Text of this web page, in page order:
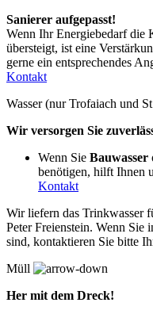
Sanierer aufgepasst!
Wenn Ihr Energiebedarf die
übersteigt, ist eine
gerne ein entsprechendes
Kontakt
Wasser (nur Trofaiach und
Wir versorgen Sie
Wenn Sie Bauwasser
benötigen, hilft Ihnen
Kontakt
Wir liefern das Trinkwasser
Peter Freienstein. Wenn Sie
sind, kontaktieren Sie bitte
Müll
Her mit dem Dreck!